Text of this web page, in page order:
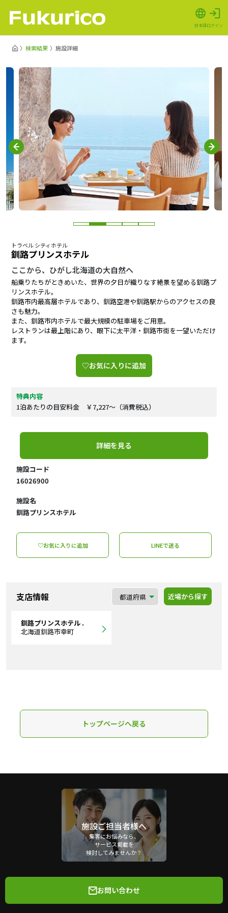
日本語ログイン
検索結果 施設詳細
トラベル シティホテル
釧路プリンスホテル
ここから、ひがし北海道の大自然へ
船乗りたちがときめいた、世界の夕日が織りなす絶景を望める釧路プ
リンスホテル。
釧路市内最高層ホテルであり、釧路空港や釧路駅からのアクセスの良
さも魅力。
また、釧路市内ホテルで最大規模の駐車場をご用意。
レストランは最上階にあり、眼下に太平洋・釧路市街を一望いただけ
ます。
♡お気に入りに追加
特典内容
1泊あたりの目安料金 ￥7,227～（消費税込）
詳細を見る
施設コード
16026900
施設名
釧路プリンスホテル
♡お気に入りに追加 LINEで送る
支店情報 近場から探す
釧路プリンスホテル .
北海道釧路市幸町
トップページへ戻る
施設ご担当者様へ
集客にお悩みなら、
サービス掲載を
検討してみませんか？
お問い合わせ